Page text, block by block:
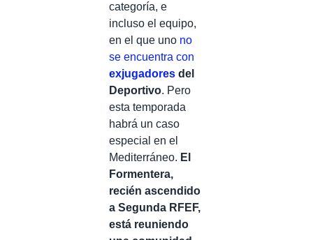
categoría, e
incluso el equipo,
en el que uno no
se encuentra con
exjugadores del
Deportivo. Pero
esta temporada
habrá un caso
especial en el
Mediterráneo. El
Formentera,
recién ascendido
a Segunda RFEF,
está reuniendo